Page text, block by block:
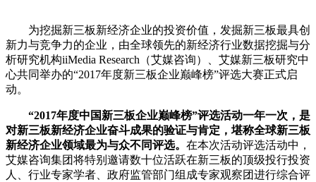
为挖掘新三板新经济企业的投资价值，发掘新三板最具创
新力与竞争力的企业，由全球领先的新经济行业数据挖掘与分
析研究机构iiMedia Research（艾媒咨询）、艾媒新三板研究中
心共同举办的“2017年度新三板企业巅峰榜”评选大赛正式启
动。
“2017年度中国新三板企业巅峰榜”评选活动一年一次，是
对新三板新经济企业奋斗成果的验证与肯定，堪称全球新三板
新经济企业领域最为与众不同评选。 在本次活动评选活动中，
艾媒咨询集团将特别邀请数十位活跃在新三板的顶级投行投资
人、行业专家学者、政府监管部门组成专家观察团进行综合评